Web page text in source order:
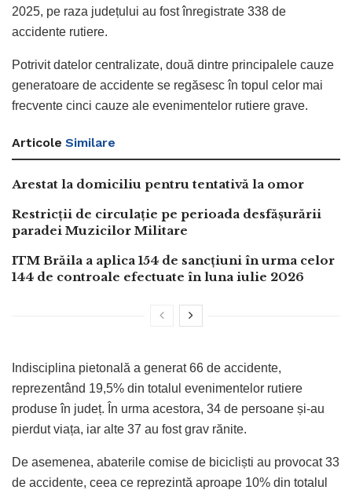
2025, pe raza județului au fost înregistrate 338 de
accidente rutiere.
Potrivit datelor centralizate, două dintre principalele cauze
generatoare de accidente se regăsesc în topul celor mai
frecvente cinci cauze ale evenimentelor rutiere grave.
Articole Similare
Arestat la domiciliu pentru tentativă la omor
Restricții de circulație pe perioada desfășurării
paradei Muzicilor Militare
ITM Brăila a aplica 154 de sancțiuni în urma celor
144 de controale efectuate în luna iulie 2026
Indisciplina pietonală a generat 66 de accidente,
reprezentând 19,5% din totalul evenimentelor rutiere
produse în județ. În urma acestora, 34 de persoane și-au
pierdut viața, iar alte 37 au fost grav rănite.
De asemenea, abaterile comise de bicicliști au provocat 33
de accidente, ceea ce reprezintă aproape 10% din totalul